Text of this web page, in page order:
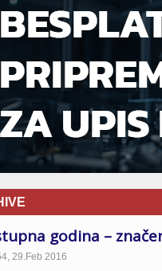
godina –
29.Feb 2016